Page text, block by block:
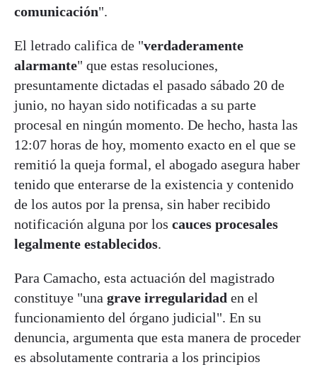
comunicación".
El letrado califica de "verdaderamente
alarmante" que estas resoluciones,
presuntamente dictadas el pasado sábado 20 de
junio, no hayan sido notificadas a su parte
procesal en ningún momento. De hecho, hasta las
12:07 horas de hoy, momento exacto en el que se
remitió la queja formal, el abogado asegura haber
tenido que enterarse de la existencia y contenido
de los autos por la prensa, sin haber recibido
notificación alguna por los cauces procesales
legalmente establecidos.
Para Camacho, esta actuación del magistrado
constituye "una grave irregularidad en el
funcionamiento del órgano judicial". En su
denuncia, argumenta que esta manera de proceder
es absolutamente contraria a los principios